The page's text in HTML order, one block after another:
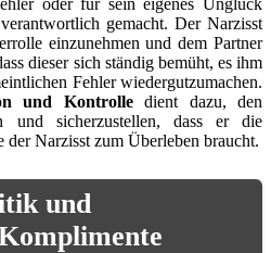
oder für sein eigenes Unglück
gemacht. Der Narzisst
einzunehmen und dem Partner
dieser sich ständig bemüht, es ihm
Fehler wiedergutzumachen.
und Kontrolledient dazu, den
und sicherzustellen, dass er die
Narzisst zum Überleben braucht.
und